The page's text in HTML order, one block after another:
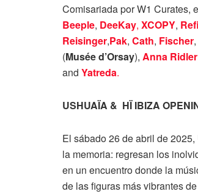
Comisariada por W1 Curates,
Beeple, DeeKay, XCOPY,
Reisinger,Pak, Cath, Fischer,
(Musée d’Orsay), Anna Ridler
and Yatreda.
USHUAÏA & HÏ IBIZA
El sábado 26 de abril de
la memoria: regresan los
en un encuentro donde la
de las figuras más vibrantes